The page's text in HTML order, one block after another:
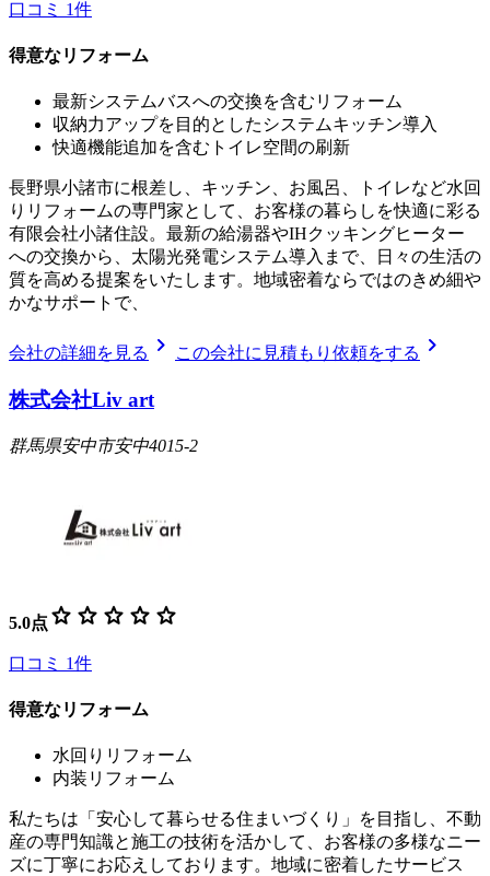
口コミ 1件
得意なリフォーム
最新システムバスへの交換を含むリフォーム
収納力アップを目的としたシステムキッチン導入
快適機能追加を含むトイレ空間の刷新
長野県小諸市に根差し、キッチン、お風呂、トイレなど水回
りリフォームの専門家として、お客様の暮らしを快適に彩る
有限会社小諸住設。最新の給湯器やIHクッキングヒーター
への交換から、太陽光発電システム導入まで、日々の生活の
質を高める提案をいたします。地域密着ならではのきめ細や
かなサポートで、
会社の詳細を見る chevron_right この会社に見積もり依頼をする chevron_right
株式会社Liv art
群馬県安中市安中4015-2
5.0点 star star star star star
口コミ 1件
得意なリフォーム
水回りリフォーム
内装リフォーム
私たちは「安心して暮らせる住まいづくり」を目指し、不動
産の専門知識と施工の技術を活かして、お客様の多様なニー
ズに丁寧にお応えしております。地域に密着したサービス